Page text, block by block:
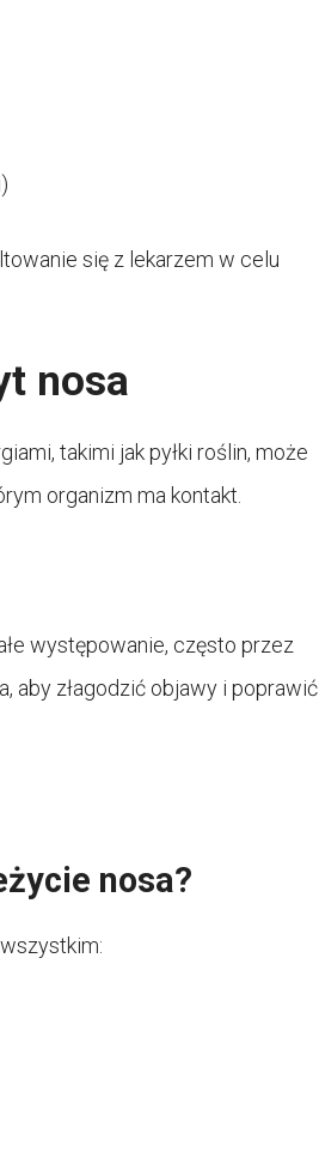
się z lekarzem w celu
nosa
takimi jak pyłki roślin, może
organizm ma kontakt.
występowanie, często przez
aby złagodzić objawy i poprawić
nosa?